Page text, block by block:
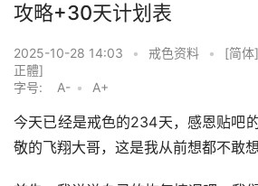
攻略+30天计划表
2025-10-28 14:03 • 戒色资料 • [简体]
正體]
字号:
A- • A+
今天已经是戒色的234天，感恩贴吧
敬的飞翔大哥，这是我从前想都不敢想